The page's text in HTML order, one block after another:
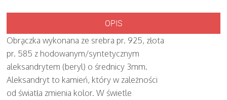
OPIS
Obrączka wykonana ze srebra pr. 925, złota
pr. 585 z hodowanym/syntetycznym
aleksandrytem (beryl) o średnicy 3mm.
Aleksandryt to kamień, który w zależności
od światła zmienia kolor. W świetle